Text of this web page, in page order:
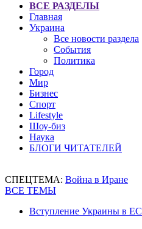
ВСЕ РАЗДЕЛЫ
Главная
Украина
Все новости раздела
События
Политика
Город
Мир
Бизнес
Спорт
Lifestyle
Шоу-биз
Наука
БЛОГИ ЧИТАТЕЛЕЙ
СПЕЦТЕМА: Война в Иране
ВСЕ ТЕМЫ
Вступление Украины в ЕС